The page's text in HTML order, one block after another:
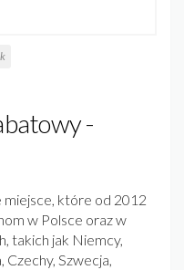
-
które od 2012
w Polsce oraz w
takich jak Niemcy,
Czechy, Szwecja,